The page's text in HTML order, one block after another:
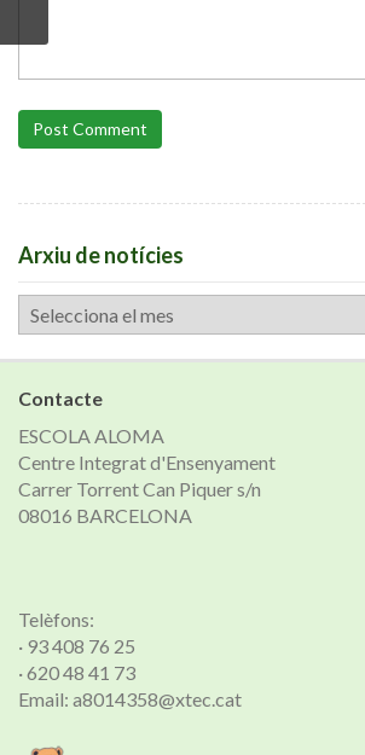
Post Comment
Arxiu de notícies
Arxiu
de
notícies
Contacte
ESCOLA ALOMA
Centre Integrat d'Ensenyament
Carrer Torrent Can Piquer s/n
08016 BARCELONA
Telèfons:
· 93 408 76 25
· 620 48 41 73
Email: a8014358@xtec.cat